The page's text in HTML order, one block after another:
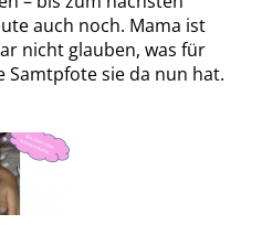
auch noch. Mama ist
nicht glauben, was für
Samtpfote sie da nun hat.